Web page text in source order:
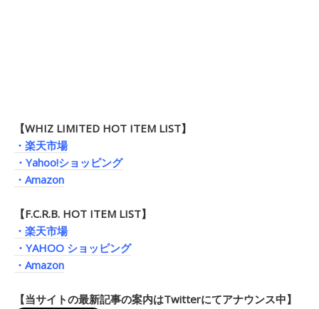
【WHIZ LIMITED HOT ITEM LIST】
・楽天市場
・Yahoo!ショッピング
・Amazon
【F.C.R.B. HOT ITEM LIST】
・楽天市場
・YAHOO ショッピング
・Amazon
【当サイトの最新記事の案内はTwitterにてアナウンス中】